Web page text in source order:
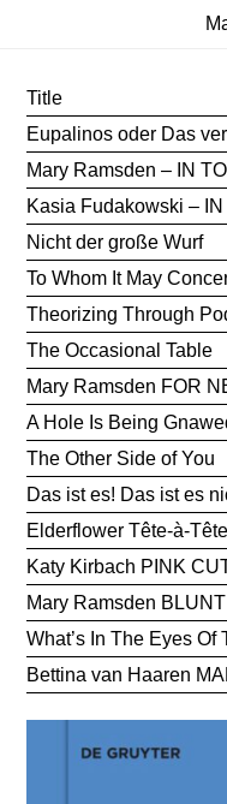
Title
Eupalinos oder Das
Mary Ramsden – IN
Nicht der große Wurf
To Whom It May
Theorizing Through
The Occasional Table
The Other Side of You
Das ist es! Das ist es
Elderflower Tête-à-Tête
Katy Kirbach PINK
Mary Ramsden
What’s In The Eyes Of
Bettina van Haaren